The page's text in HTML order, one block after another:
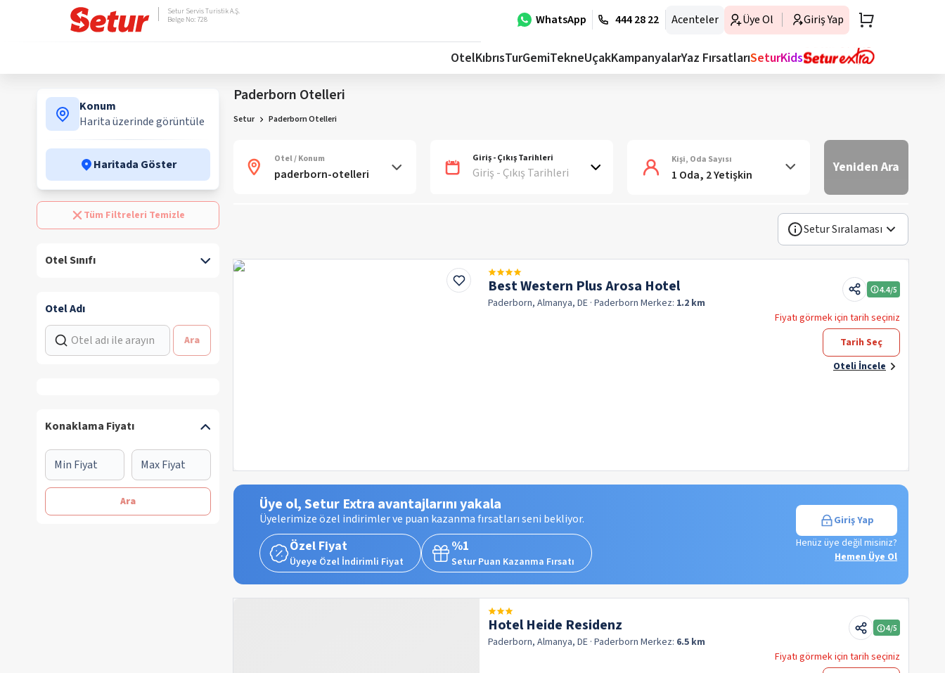
WhatsApp 444 28 22 Acenteler Üye Ol Giriş Yap
Setur Servis Turistik A.Ş.
Belge No: 728
OtelKıbrısTurGemiTekneUçakKampanyalarYaz FırsatlarıSeturKids
Konum
Harita üzerinde görüntüle
Haritada Göster
Tüm Filtreleri Temizle
Otel Sınıfı
Otel Adı
Ara
Konaklama Fiyatı
Ara
Paderborn Otelleri
Setur Paderborn Otelleri
Otel / Konum Giriş - Çıkış Tarihleri
Giriş - Çıkış Tarihleri
Kişi, Oda Sayısı
1 Oda, 2 Yetişkin Yeniden Ara
Setur Sıralaması
Best Western Plus Arosa Hotel
Paderborn, Almanya, DE · Paderborn Merkez: 1.2 km
4.4/5
Fiyatı görmek için tarih seçiniz
Tarih Seç
Oteli İncele
Üye ol, Setur Extra avantajlarını yakala
Üyelerimize özel indirimler ve puan kazanma fırsatları seni bekliyor.
Özel Fiyat
Üyeye Özel İndirimli Fiyat
%1
Setur Puan Kazanma Fırsatı
Giriş Yap
Henüz üye değil misiniz?
Hemen Üye Ol
Hotel Heide Residenz
Paderborn, Almanya, DE · Paderborn Merkez: 6.5 km
4/5
Fiyatı görmek için tarih seçiniz